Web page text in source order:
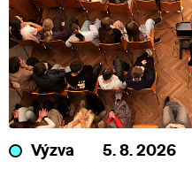
Výzva 5. 8. 2026